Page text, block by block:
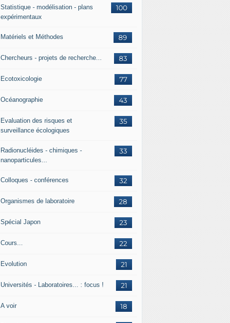
100
Statistique - modélisation - plans
expérimentaux
89
Matériels et Méthodes
83
Chercheurs - projets de recherche...
77
Ecotoxicologie
43
Océanographie
35
Evaluation des risques et
surveillance écologiques
33
Radionucléides - chimiques -
nanoparticules...
32
Colloques - conférences
28
Organismes de laboratoire
23
Spécial Japon
22
Cours...
21
Evolution
21
Universités - Laboratoires... : focus !
18
A voir